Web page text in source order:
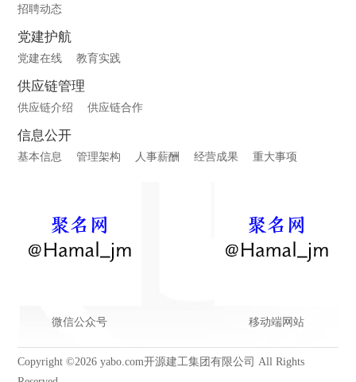
招聘动态
党建护航
党建在线 教育实践
供应链管理
供应链介绍 供应链合作
信息公开
基本信息 管理架构 人事薪酬 经营成果 重大事项
微信公众号 移动端网站
Copyright ©2026 yabo.com开源建工集团有限公司 All Rights